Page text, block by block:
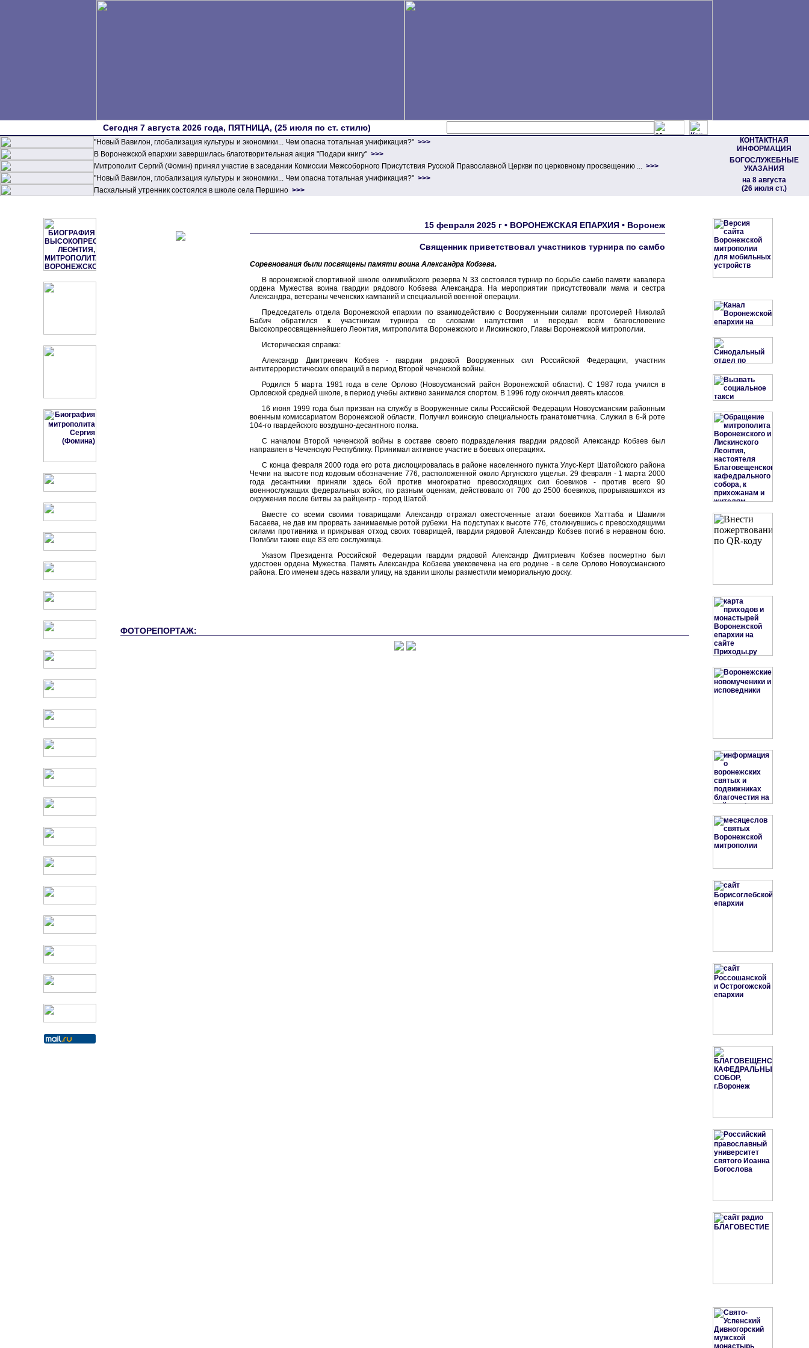
Сегодня 7 августа 2026 года, ПЯТНИЦА, (25 июля по ст. стилю)
"Новый Вавилон, глобализация культуры и экономики... Чем опасна тотальная унификация?" >>>
КОНТАКТНАЯ
ИНФОРМАЦИЯ
БОГОСЛУЖЕБНЫЕ
УКАЗАНИЯ
на 8 августа
(26 июля ст.)
В Воронежской епархии завершилась благотворительная акция "Подари книгу" >>>
Митрополит Сергий (Фомин) принял участие в заседании Комиссии Межсоборного Присутствия Русской Православной Церкви по церковному просвещению ... >>>
"Новый Вавилон, глобализация культуры и экономики... Чем опасна тотальная унификация?" >>>
Пасхальный утренник состоялся в школе села Першино >>>
15 февраля 2025 г • ВОРОНЕЖСКАЯ ЕПАРХИЯ • Воронеж
Священник приветствовал участников турнира по самбо
Соревнования были посвящены памяти воина Александра Кобзева.
В воронежской спортивной школе олимпийского резерва N 33 состоялся турнир по борьбе самбо памяти кавалера
ордена Мужества воина гвардии рядового Кобзева Александра. На мероприятии присутствовали мама и сестра
Александра, ветераны чеченских кампаний и специальной военной операции.
Председатель отдела Воронежской епархии по взаимодействию с Вооруженными силами протоиерей Николай
Бабич обратился к участникам турнира со словами напутствия и передал всем благословение
Высокопреосвященнейшего Леонтия, митрополита Воронежского и Лискинского, Главы Воронежской митрополии.
Историческая справка:
Александр Дмитриевич Кобзев - гвардии рядовой Вооруженных сил Российской Федерации, участник
антитеррористических операций в период Второй чеченской войны.
Родился 5 марта 1981 года в селе Орлово (Новоусманский район Воронежской области). С 1987 года учился в
Орловской средней школе, в период учебы активно занимался спортом. В 1996 году окончил девять классов.
16 июня 1999 года был призван на службу в Вооруженные силы Российской Федерации Новоусманским районным
военным комиссариатом Воронежской области. Получил воинскую специальность гранатометчика. Служил в 6-й роте
104-го гвардейского воздушно-десантного полка.
С началом Второй чеченской войны в составе своего подразделения гвардии рядовой Александр Кобзев был
направлен в Чеченскую Республику. Принимал активное участие в боевых операциях.
С конца февраля 2000 года его рота дислоцировалась в районе населенного пункта Улус-Керт Шатойского района
Чечни на высоте под кодовым обозначение 776, расположенной около Аргунского ущелья. 29 февраля - 1 марта 2000
года десантники приняли здесь бой против многократно превосходящих сил боевиков - против всего 90
военнослужащих федеральных войск, по разным оценкам, действовало от 700 до 2500 боевиков, прорывавшихся из
окружения после битвы за райцентр - город Шатой.
Вместе со всеми своими товарищами Александр отражал ожесточенные атаки боевиков Хаттаба и Шамиля
Басаева, не дав им прорвать занимаемые ротой рубежи. На подступах к высоте 776, столкнувшись с превосходящими
силами противника и прикрывая отход своих товарищей, гвардии рядовой Александр Кобзев погиб в неравном бою.
Погибли также еще 83 его сослуживца.
Указом Президента Российской Федерации гвардии рядовой Александр Дмитриевич Кобзев посмертно был
удостоен ордена Мужества. Память Александра Кобзева увековечена на его родине - в селе Орлово Новоусманского
района. Его именем здесь назвали улицу, на здании школы разместили мемориальную доску.
ФОТОРЕПОРТАЖ: